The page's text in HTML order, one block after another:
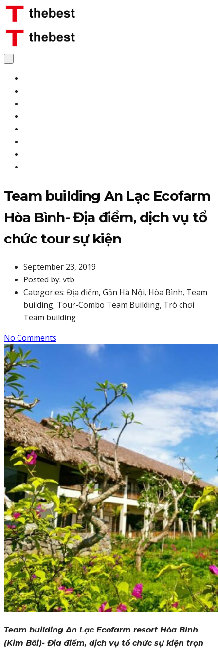
Team building An Lạc Ecofarm
Hòa Bình- Địa điểm, dịch vụ tổ
chức tour sự kiện
September 23, 2019
Posted by: vtb
Categories: Địa điểm, Gần Hà Nội, Hòa Bình, Team
building, Tour-Combo Team Building, Trò chơi
Team building
No Comments
Team building An Lạc Ecofarm resort Hòa Bình
(Kim Bôi)- Địa điểm, dịch vụ tổ chức sự kiện trọn